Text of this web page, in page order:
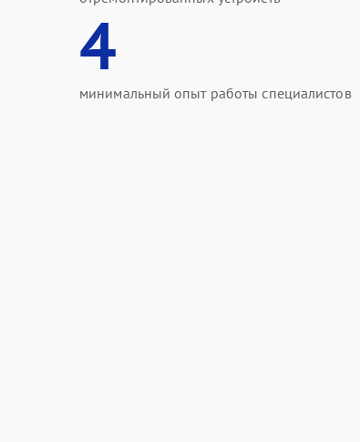
4
минимальный опыт работы специалистов